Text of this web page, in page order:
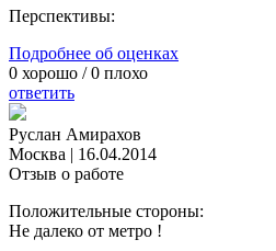
Перспективы:
Подробнее об оценках
0 хорошо /0 плохо
ответить
Руслан Амирахов
Москва | 16.04.2014
Отзыв о работе
Положительные стороны:
Не далеко от метро !